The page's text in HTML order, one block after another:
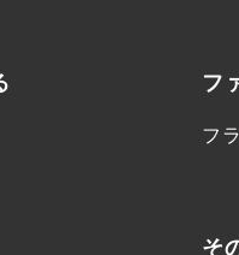
フ
フ
そ